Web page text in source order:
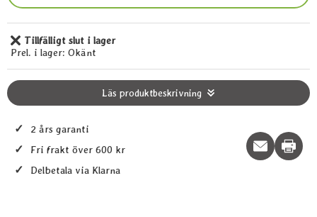
Tillgänglighet:
Tillfälligt slut i lager
Prel. i lager: Okänt
Läs produktbeskrivning
✓ 2 års garanti
✓ Fri frakt över 600 kr
✓ Delbetala via Klarna
Print